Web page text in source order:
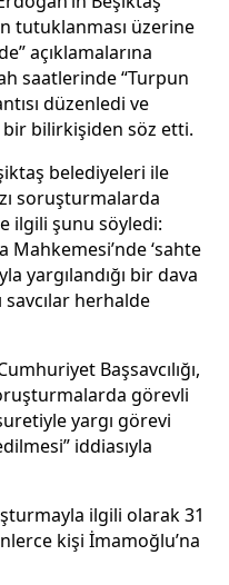
tutuklanması üzerine
açıklamalarına
saatlerinde “Turpun
düzenledi ve
bir bilirkişiden söz etti.
belediyeleri ile
soruşturmalarda
ilgili şunu söyledi:
Mahkemesi’nde ‘sahte
yargılandığı bir dava
savcılar herhalde
Başsavcılığı,
görevli
yargı görevi
iddiasıyla
ilgili olarak 31
kişi İmamoğlu’na